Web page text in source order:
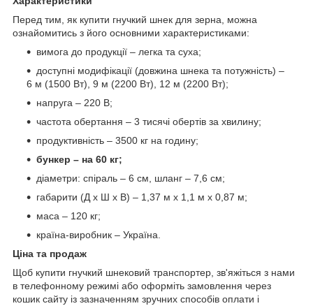
Перед тим, як купити гнучкий шнек для зерна, можна
ознайомитись з його основними характеристиками:
вимога до продукції – легка та суха;
доступні модифікації (довжина шнека та потужність) –
6 м (1500 Вт), 9 м (2200 Вт), 12 м (2200 Вт);
напруга – 220 В;
частота обертання – 3 тисячі обертів за хвилину;
продуктивність – 3500 кг на годину;
бункер – на 60 кг;
діаметри: спіраль – 6 см, шланг – 7,6 см;
габарити (Д х Ш х В) – 1,37 м х 1,1 м х 0,87 м;
маса – 120 кг;
країна-виробник – Україна.
Ціна та продаж
Щоб купити гнучкий шнековий транспортер, зв'яжіться з нами
в телефонному режимі або оформіть замовлення через
кошик сайту із зазначенням зручних способів оплати і